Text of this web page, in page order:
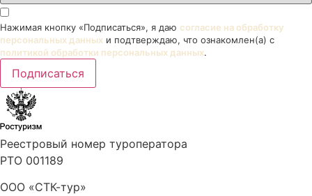
Нажимая кнопку «Подписаться», я даю согласие на обработку
персональных данных и подтверждаю, что ознакомлен(а) с
политикой обработки персональных данных.
Подписаться
Реестровый номер туроператора
РТО 001189
ООО «СТК-тур»